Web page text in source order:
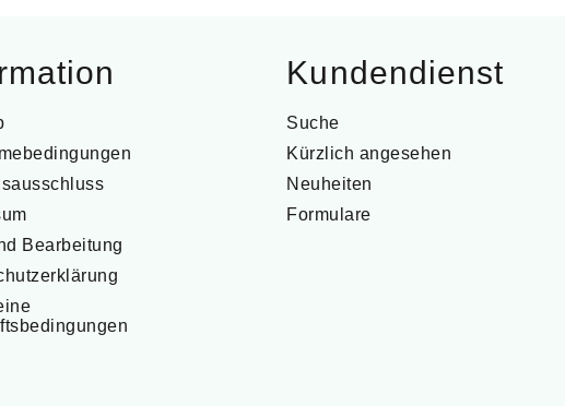
Bearbeitung
Kundendienst
Suche
Kürzlich angesehen
Neuheiten
Formulare